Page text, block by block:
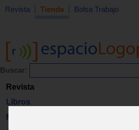
Revista Tienda Bolsa Trabajo
Buscar:
Revista
Libros
Material